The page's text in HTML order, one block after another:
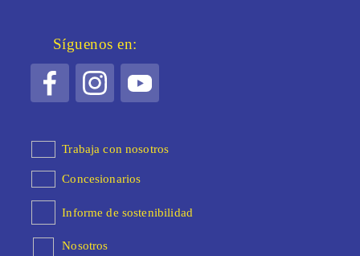
Síguenos en:
Trabaja con nosotros
Concesionarios
Informe de sostenibilidad
Nosotros